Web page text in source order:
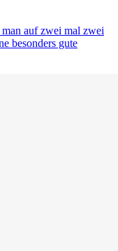
auf zwei mal zwei
besonders gute